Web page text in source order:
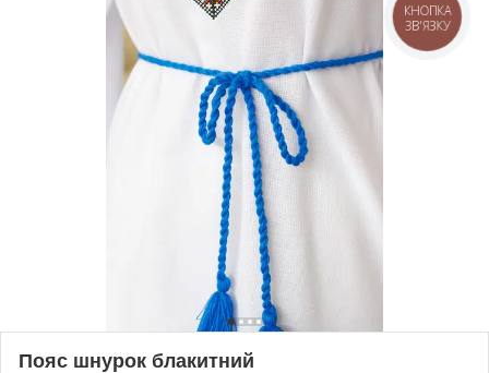
Пояс шнурок блакитний
КНОПКА
ЗВ'ЯЗКУ